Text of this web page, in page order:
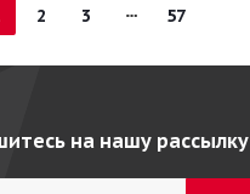
2 3 57
на нашу рассылку